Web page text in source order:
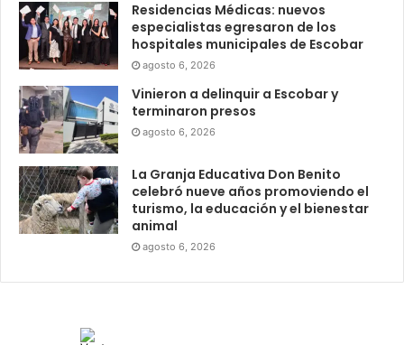
Residencias Médicas: nuevos
especialistas egresaron de los
hospitales municipales de Escobar
agosto 6, 2026
Vinieron a delinquir a Escobar y
terminaron presos
agosto 6, 2026
La Granja Educativa Don Benito
celebró nueve años promoviendo el
turismo, la educación y el bienestar
animal
agosto 6, 2026